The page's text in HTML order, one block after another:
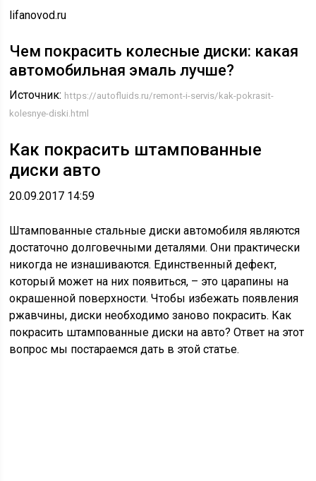
lifanovod.ru
Чем покрасить колесные диски: какая
автомобильная эмаль лучше?
Источник: https://autofluids.ru/remont-i-servis/kak-pokrasit-
kolesnye-diski.html
Как покрасить штампованные
диски авто
20.09.2017 14:59
Штампованные стальные диски автомобиля являются
достаточно долговечными деталями. Они практически
никогда не изнашиваются. Единственный дефект,
который может на них появиться, – это царапины на
окрашенной поверхности. Чтобы избежать появления
ржавчины, диски необходимо заново покрасить. Как
покрасить штампованные диски на авто? Ответ на этот
вопрос мы постараемся дать в этой статье.